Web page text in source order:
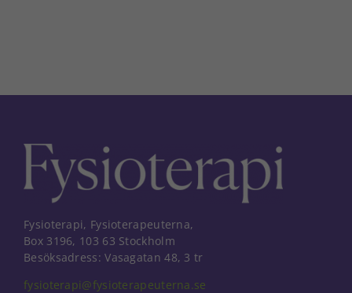
Fysioterapi, Fysioterapeuterna,
Box 3196, 103 63 Stockholm
Besöksadress: Vasagatan 48, 3 tr
fysioterapi@fysioterapeuterna.se